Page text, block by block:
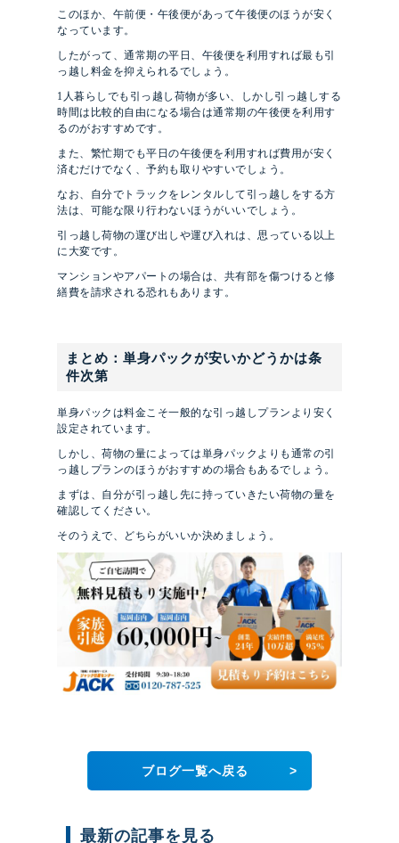
このほか、午前便・午後便があって午後便のほうが安く
なっています。
したがって、通常期の平日、午後便を利用すれば最も引
っ越し料金を抑えられるでしょう。
1人暮らしでも引っ越し荷物が多い、しかし引っ越しする
時間は比較的自由になる場合は通常期の午後便を利用す
るのがおすすめです。
また、繁忙期でも平日の午後便を利用すれば費用が安く
済むだけでなく、予約も取りやすいでしょう。
なお、自分でトラックをレンタルして引っ越しをする方
法は、可能な限り行わないほうがいいでしょう。
引っ越し荷物の運び出しや運び入れは、思っている以上
に大変です。
マンションやアパートの場合は、共有部を傷つけると修
繕費を請求される恐れもあります。
まとめ：単身パックが安いかどうかは条
件次第
単身パックは料金こそ一般的な引っ越しプランより安く
設定されています。
しかし、荷物の量によっては単身パックよりも通常の引
っ越しプランのほうがおすすめの場合もあるでしょう。
まずは、自分が引っ越し先に持っていきたい荷物の量を
確認してください。
そのうえで、どちらがいいか決めましょう。
ブログ一覧へ戻る >
最新の記事を見る